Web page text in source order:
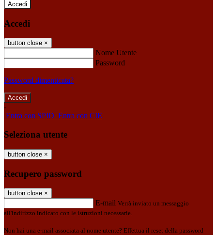
Accedi
Accedi
button close ×
Nome Utente
Password
Password dimenticata?
-
Entra con SPID Entra con CIE
Seleziona utente
button close ×
Recupero password
button close ×
E-mail Verrà inviato un messaggio
all'indirizzo indicato con le istruzioni necessarie.
Non hai una e-mail associata al nome utente? Effettua il reset della password